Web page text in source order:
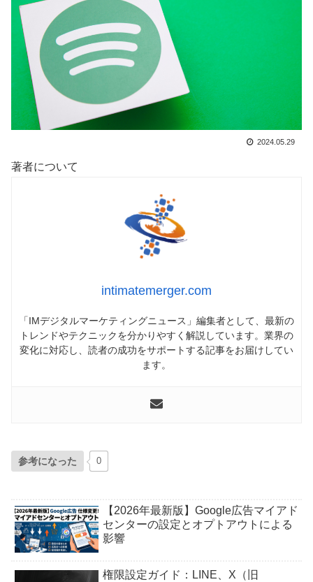
2024.05.29
著者について
intimatemerger.com
「IMデジタルマーケティングニュース」編集者として、最新の
トレンドやテクニックを分かりやすく解説しています。業界の
変化に対応し、読者の成功をサポートする記事をお届けしてい
ます。
参考になった 0
【2026年最新版】Google広告マイアド
センターの設定とオプトアウトによる
影響
権限設定ガイド：LINE、X（旧